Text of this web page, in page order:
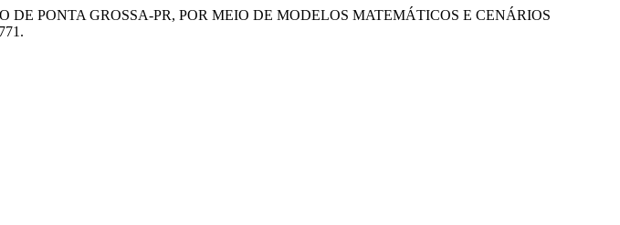
PONTA GROSSA-PR, POR MEIO DE MODELOS MATEMÁTICOS E CENÁRIOS